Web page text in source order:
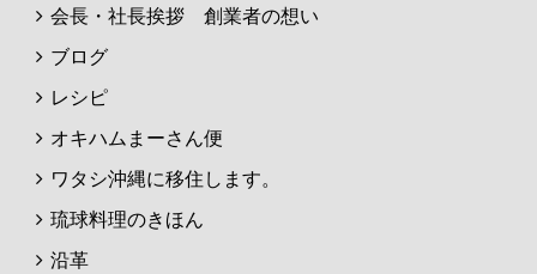
会長・社長挨拶 創業者の想い
ブログ
レシピ
オキハムまーさん便
ワタシ沖縄に移住します。
琉球料理のきほん
沿革